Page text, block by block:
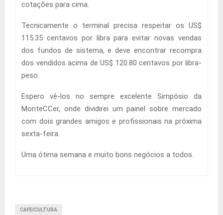
cotações para cima.
Tecnicamente o terminal precisa respeitar os US$
115.35 centavos por libra para evitar novas vendas
dos fundos de sistema, e deve encontrar recompra
dos vendidos acima de US$ 120.80 centavos por libra-
peso.
Espero vê-los no sempre excelente Simpósio da
MonteCCer, onde dividirei um painel sobre mercado
com dois grandes amigos e profissionais na próxima
sexta-feira.
Uma ótima semana e muito bons negócios a todos.
CAFEICULTURA